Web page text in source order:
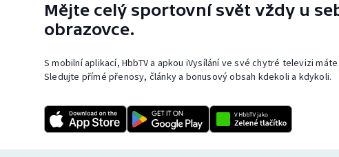
Mějte celý sportovní svět vždy u
obrazovce.
S mobilní aplikací, HbbTV a apkou iVysílání ve své chytré televizi
Sledujte přímé přenosy, články a bonusový obsah kdekoli a kdykoli.